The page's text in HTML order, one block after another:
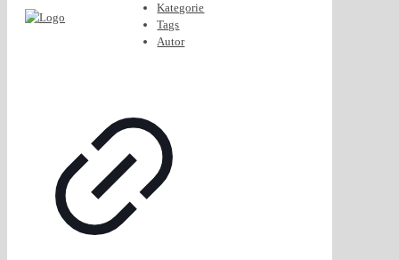
Kategorie
Tags
Autor